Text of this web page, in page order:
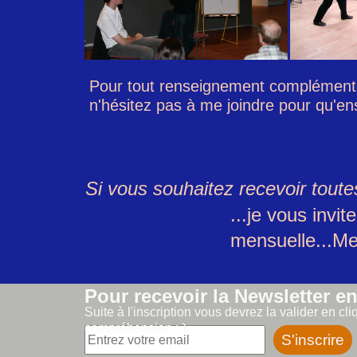
Pour recevoir la Newsletter
Suite à l'inscription vous devrez la valider en
compréhension :-)
Pour tout renseignement
n'hésitez pas à me joindre pour
Si vous souhaitez recevoir
...je vous